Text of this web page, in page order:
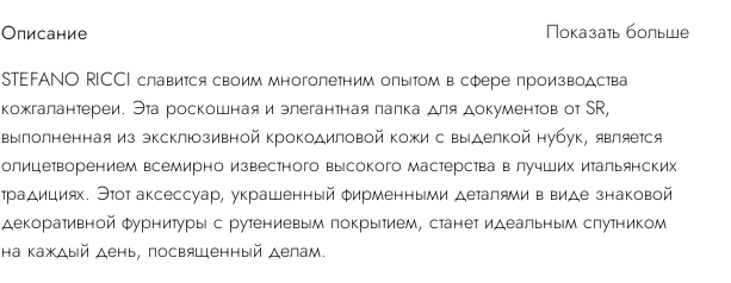
Описание
Показать больше
STEFANO RICCI славится своим многолетним опытом в сфере производства
кожгалантереи. Эта роскошная и элегантная папка для документов от SR,
выполненная из эксклюзивной крокодиловой кожи с выделкой нубук, является
олицетворением всемирно известного высокого мастерства в лучших итальянских
традициях. Этот аксессуар, украшенный фирменными деталями в виде знаковой
декоративной фурнитуры с рутениевым покрытием, станет идеальным спутником
на каждый день, посвященный делам.